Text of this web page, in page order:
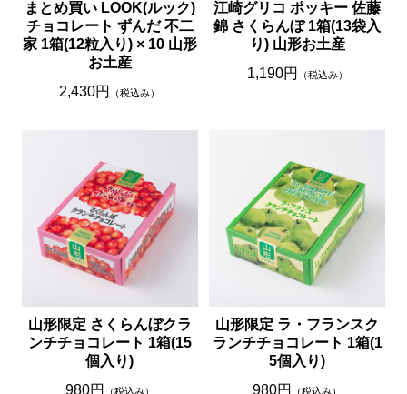
まとめ買い LOOK(ルック)
チョコレート ずんだ 不二
家 1箱(12粒入り) × 10 山形
お土産
2,430円
（税込み）
江崎グリコ ポッキー 佐藤
錦 さくらんぼ 1箱(13袋入
り) 山形お土産
1,190円
（税込み）
山形限定 さくらんぼクラ
ンチチョコレート 1箱(15
個入り)
980円
（税込み）
山形限定 ラ・フランスク
ランチチョコレート 1箱(1
5個入り)
980円
（税込み）